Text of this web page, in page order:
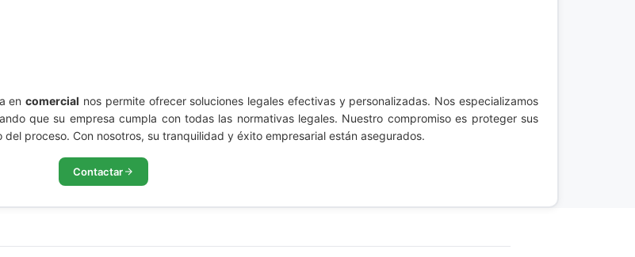
encomercial nos permite ofrecer soluciones legales efectivas y personalizadas. Nos especializamos
que su empresa cumpla con todas las normativas legales. Nuestro compromiso es proteger sus
proceso. Con nosotros, su tranquilidad y éxito empresarial están asegurados.
Contactar